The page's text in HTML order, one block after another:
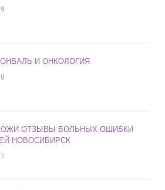
И ОНКОЛОГИЯ
ОТЗЫВЫ БОЛЬНЫХ ОШИБКИ
НОВОСИБИРСК